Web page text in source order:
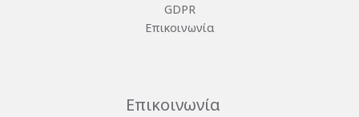
GDPR
Επικοινωνία
Επικοινωνία